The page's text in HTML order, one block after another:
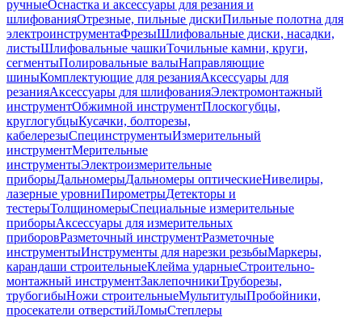
ручныеОснастка и аксессуары для резания и
шлифованияОтрезные, пильные дискиПильные полотна для
электроинструментаФрезыШлифовальные диски, насадки,
листыШлифовальные чашкиТочильные камни, круги,
сегментыПолировальные валыНаправляющие
шиныКомплектующие для резанияАксессуары для
резанияАксессуары для шлифованияЭлектромонтажный
инструментОбжимной инструментПлоскогубцы,
круглогубцыКусачки, болторезы,
кабелерезыСпецинструментыИзмерительный
инструментМерительные
инструментыЭлектроизмерительные
приборыДальномерыДальномеры оптическиеНивелиры,
лазерные уровниПирометрыДетекторы и
тестерыТолщиномерыСпециальные измерительные
приборыАксессуары для измерительных
приборовРазметочный инструментРазметочные
инструментыИнструменты для нарезки резьбыМаркеры,
карандаши строительныеКлейма ударныеСтроительно-
монтажный инструментЗаклепочникиТруборезы,
трубогибыНожи строительныеМультитулыПробойники,
просекатели отверстийЛомыСтеплеры